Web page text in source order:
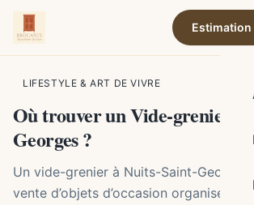
LIFESTYLE & ART DE VIVRE
Où trouver un Vide-grenier à
Georges ?
Un vide-grenier à Nuits-Saint-Georges
vente d’objets d’occasion organisée